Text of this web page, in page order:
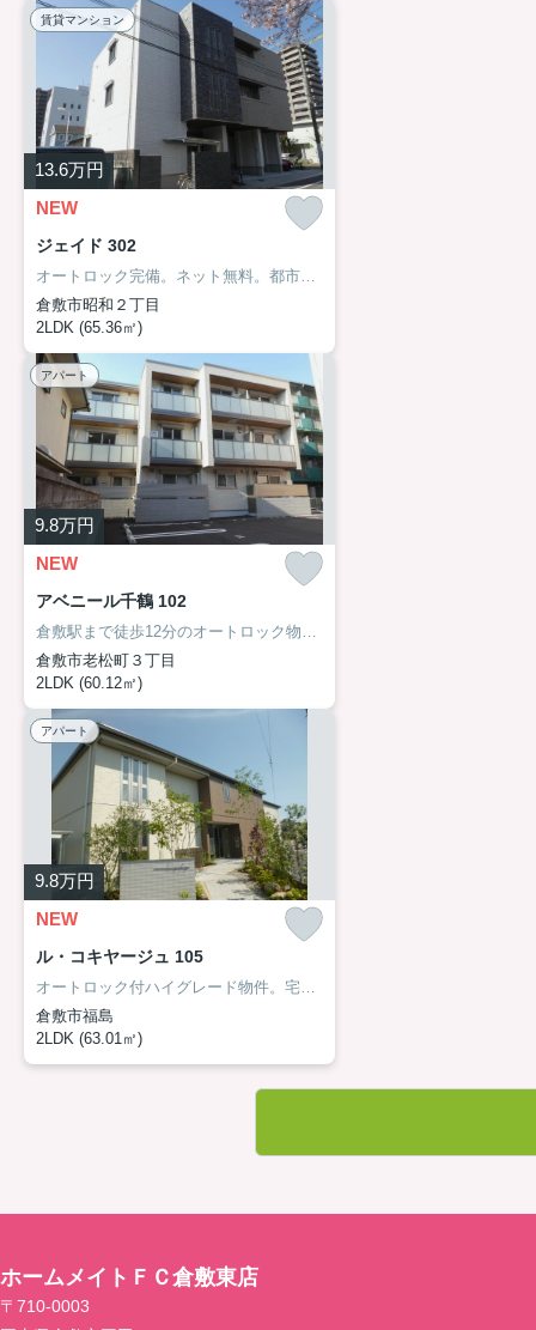
賃貸マンション
13.6万円
NEW
ジェイド 302
オートロック完備。ネット無料。都市ガス。宅配ボックスあり。
倉敷市昭和２丁目
2LDK (65.36㎡)
アパート
9.8万円
NEW
アベニール千鶴 102
倉敷駅まで徒歩12分のオートロック物件。ネット無料。
倉敷市老松町３丁目
2LDK (60.12㎡)
アパート
9.8万円
NEW
ル・コキヤージュ 105
オートロック付ハイグレード物件。宅配ボックス完備もうれしい。
倉敷市福島
2LDK (63.01㎡)
ホームメイトＦＣ倉敷東店
〒710-0003